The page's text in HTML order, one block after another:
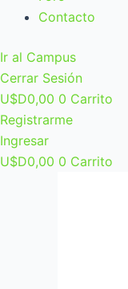
Contacto
Ir al Campus
Cerrar Sesión
U$D0,00 0 Carrito
Registrarme
Ingresar
U$D0,00 0 Carrito